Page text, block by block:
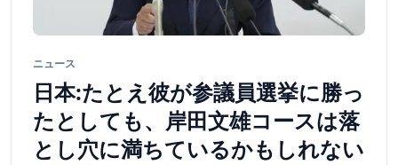
ニュース
日本:たとえ彼が参議員選挙に勝っ
たとしても、岸田文雄コースは落
とし穴に満ちているかもしれない